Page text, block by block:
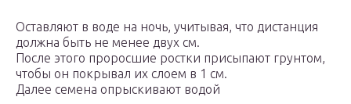
Оставляют в воде на ночь, учитывая, что дистанция
должна быть не менее двух см.
После этого проросшие ростки присыпают грунтом,
чтобы он покрывал их слоем в 1 см.
Далее семена опрыскивают водой